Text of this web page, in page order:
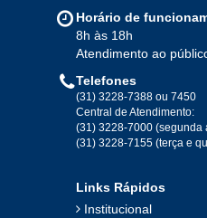
Horário de
8h às 18h
Atendimento ao
Telefones
(31) 3228-7388 ou 7450
Central de Atendimento:
(31) 3228-7000 (segunda
(31) 3228-7155 (terça e
Links Rápidos
Institucional